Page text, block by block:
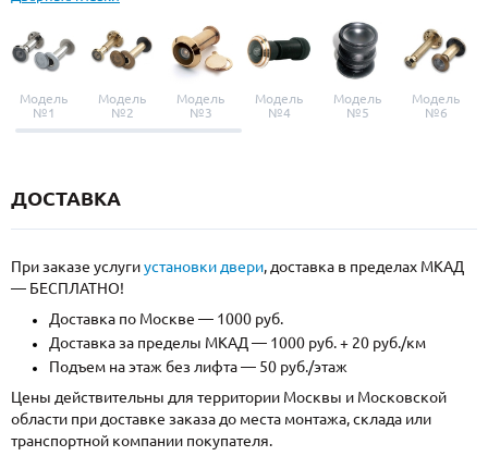
Модель
№1
Модель
№2
Модель
№3
Модель
№4
Модель
№5
Модель
№6
ДОСТАВКА
При заказе услугиустановки двери, доставка в пределах МКАД
— БЕСПЛАТНО!
Доставка по Москве — 1000 руб.
Доставка за пределы МКАД — 1000 руб. + 20 руб./км
Подъем на этаж без лифта — 50 руб./этаж
Цены действительны для территории Москвы и Московской
области при доставке заказа до места монтажа, склада или
транспортной компании покупателя.